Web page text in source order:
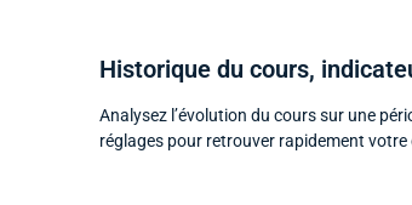
Historique du cours,
Analysez l’évolution du cours sur une
réglages pour retrouver rapidement